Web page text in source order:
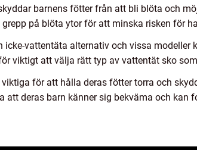
barnens fötter från att bli blöta och
på blöta ytor för att minska risken för
vattentäta alternativ och vissa modeller
viktigt att välja rätt typ av vattentät sko
för att hålla deras fötter torra och
deras barn känner sig bekväma och kan